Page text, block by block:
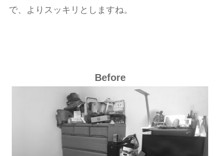
で、よりスッキリとしますね。
Before